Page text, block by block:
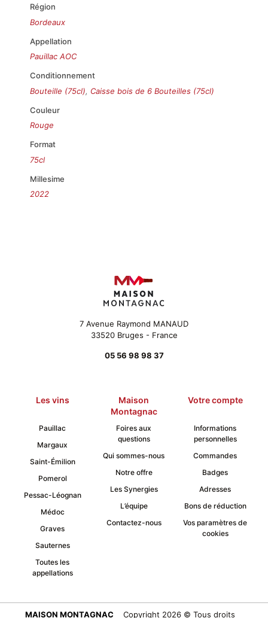
Région
Bordeaux
Appellation
Pauillac AOC
Conditionnement
Bouteille (75cl), Caisse bois de 6 Bouteilles (75cl)
Couleur
Rouge
Format
75cl
Millesime
2022
7 Avenue Raymond MANAUD
33520 Bruges - France
05 56 98 98 37
Les vins
Maison
Montagnac
Votre compte
Pauillac
Margaux
Saint-Émilion
Pomerol
Pessac-Léognan
Médoc
Graves
Sauternes
Toutes les
appellations
Foires aux
questions
Qui sommes-nous
Notre offre
Les Synergies
L’équipe
Contactez-nous
Informations
personnelles
Commandes
Badges
Adresses
Bons de réduction
Vos paramètres de
cookies
MAISON MONTAGNAC Copyright 2026 © Tous droits